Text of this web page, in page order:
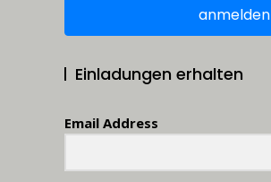
anmelden
Einladungen erhalten
Email Address